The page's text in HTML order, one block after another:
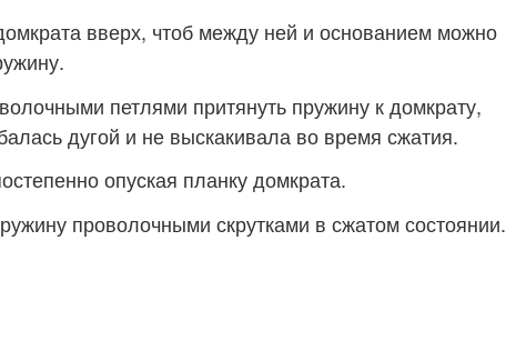
вверх, чтоб между ней и основанием можно
петлями притянуть пружину к домкрату,
дугой и не выскакивала во время сжатия.
опуская планку домкрата.
проволочными скрутками в сжатом состоянии.